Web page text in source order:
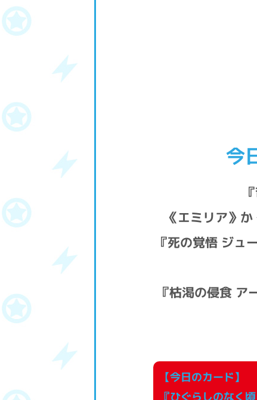
今
《エミリア》
『死の覚悟 ジュ
『枯渇の侵食
【今日のカード】
『ひぐらしのなく頃